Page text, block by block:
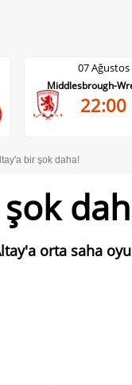
07
Cambuur-
21:00
bir şok daha!
orta saha